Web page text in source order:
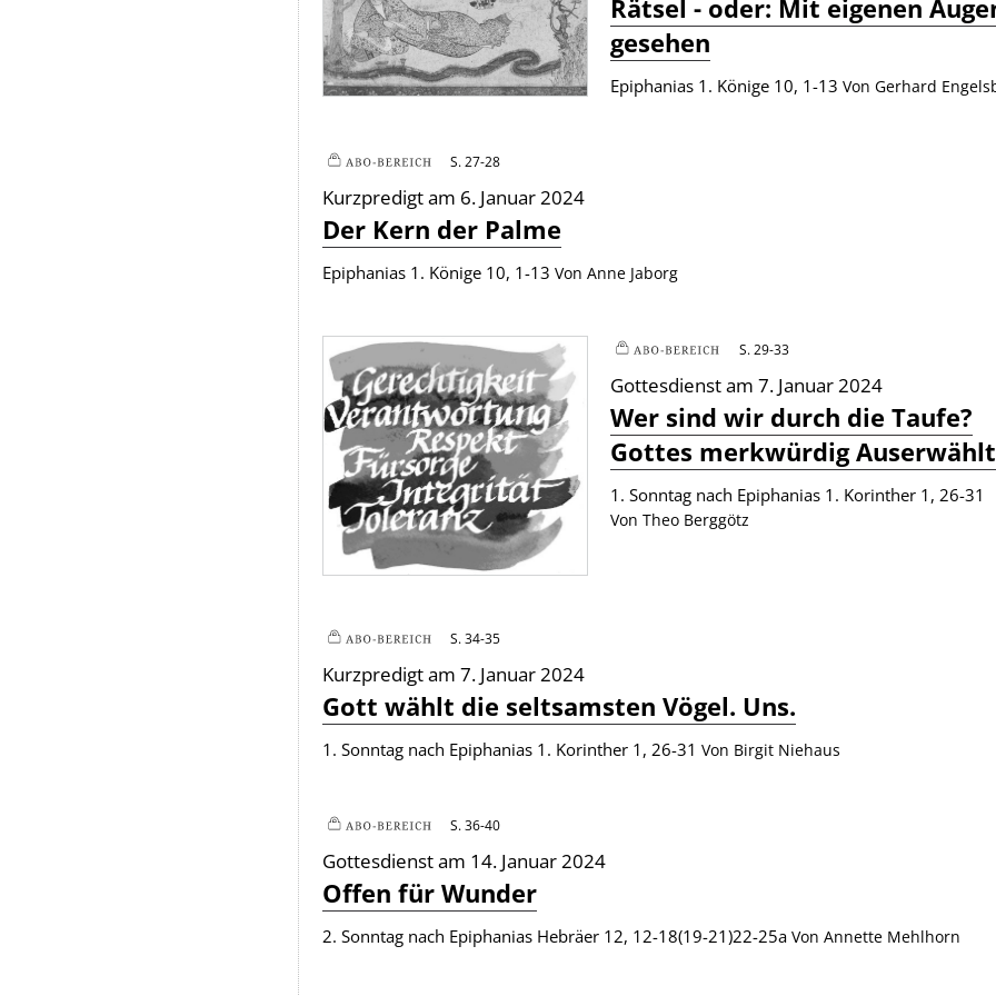
Rätsel - oder: Mit eigenen
gesehen
Epiphanias 1. Könige 10, 1-13Von Gerhard
S. 27-28
Kurzpredigt am 6. Januar 2024
:
Der Kern der Palme
Epiphanias 1. Könige 10, 1-13 Von Anne Jaborg
S. 29-33
Gottesdienst am 7. Januar 2024
:
Wer sind wir durch die Taufe?
Gottes merkwürdig
1. Sonntag nach Epiphanias 1. Korinther 1, 26-31
Von Theo Berggötz
S. 34-35
Kurzpredigt am 7. Januar 2024
:
Gott wählt die seltsamsten Vögel. Uns.
1. Sonntag nach Epiphanias 1. Korinther 1, 26-31 Von Birgit Niehaus
S. 36-40
Gottesdienst am 14. Januar 2024
:
Offen für Wunder
2. Sonntag nach Epiphanias Hebräer 12, 12-18(19-21)22-25a Von Annette Mehlhorn